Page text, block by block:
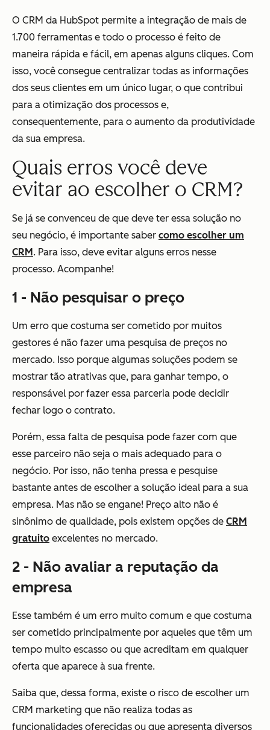
O CRM da HubSpot permite a integração de mais de
1.700 ferramentas e todo o processo é feito de
maneira rápida e fácil, em apenas alguns cliques. Com
isso, você consegue centralizar todas as informações
dos seus clientes em um único lugar, o que contribui
para a otimização dos processos e,
consequentemente, para o aumento da produtividade
da sua empresa.
Quais erros você deve
evitar ao escolher o CRM?
Se já se convenceu de que deve ter essa solução no
seu negócio, é importante saber como escolher um
CRM . Para isso, deve evitar alguns erros nesse
processo. Acompanhe!
1 - Não pesquisar o preço
Um erro que costuma ser cometido por muitos
gestores é não fazer uma pesquisa de preços no
mercado. Isso porque algumas soluções podem se
mostrar tão atrativas que, para ganhar tempo, o
responsável por fazer essa parceria pode decidir
fechar logo o contrato.
Porém, essa falta de pesquisa pode fazer com que
esse parceiro não seja o mais adequado para o
negócio. Por isso, não tenha pressa e pesquise
bastante antes de escolher a solução ideal para a sua
empresa. Mas não se engane! Preço alto não é
sinônimo de qualidade, pois existem opções de CRM
gratuito excelentes no mercado.
2 - Não avaliar a reputação da
empresa
Esse também é um erro muito comum e que costuma
ser cometido principalmente por aqueles que têm um
tempo muito escasso ou que acreditam em qualquer
oferta que aparece à sua frente.
Saiba que, dessa forma, existe o risco de escolher um
CRM marketing que não realiza todas as
funcionalidades oferecidas ou que apresenta diversos